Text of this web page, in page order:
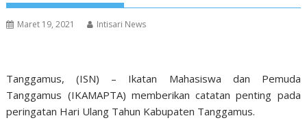
Maret 19, 2021 Intisari News
Tanggamus, (ISN) – Ikatan Mahasiswa dan Pemuda
Tanggamus (IKAMAPTA) memberikan catatan penting pada
peringatan Hari Ulang Tahun Kabupaten Tanggamus.